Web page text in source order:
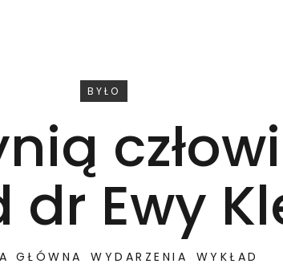
WYDARZENIE
BYŁO
dr Ewy
GŁÓWNA WYDARZENIA WYKŁAD